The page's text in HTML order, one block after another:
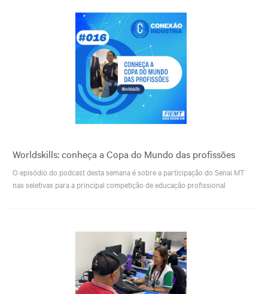
Worldskills: conheça a Copa do Mundo das profissões
O episódio do podcast desta semana é sobre a participação do Senai MT
nas seletivas para a principal competição de educação profissional